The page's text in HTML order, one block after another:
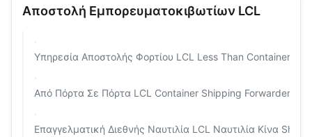
Αποστολή Εμπορευματοκιβωτίων LCL
Υπηρεσία Αποστολής Φορτίου LCL Less Than Container
Από Πόρτα Σε Πόρτα LCL Container Shipping Forwarder
Επαγγελματική Διεθνής Ναυτιλία LCL Ναυτιλία Κίνα